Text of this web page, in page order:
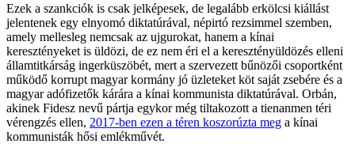
Ezek a szankciók is csak jelképesek, de legalább erkölcsi kiállást
jelentenek egy elnyomó diktatúrával, népirtó rezsimmel szemben,
amely mellesleg nemcsak az ujgurokat, hanem a kínai
keresztényeket is üldözi, de ez nem éri el a keresztényüldözés elleni
államtitkárság ingerküszöbét, mert a szervezett bűnözői csoportként
működő korrupt magyar kormány jó üzleteket köt saját zsebére és a
magyar adófizetők kárára a kínai kommunista diktatúrával. Orbán,
akinek Fidesz nevű pártja egykor még tiltakozott a tienanmen téri
vérengzés ellen, 2017-ben ezen a téren koszorúzta meg a kínai
kommunisták hősi emlékművét.